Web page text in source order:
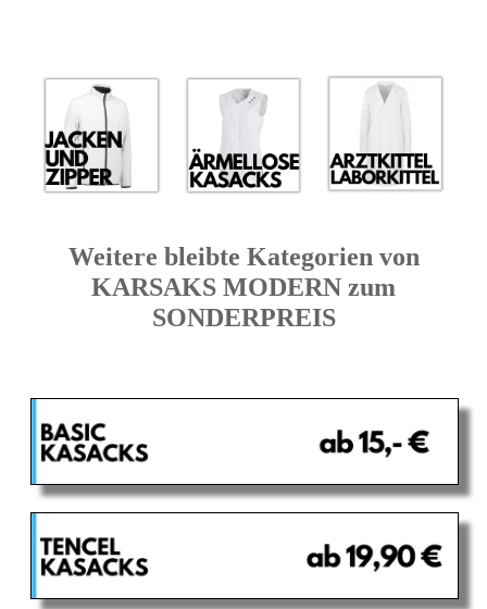
Weitere bleibte Kategorien von
KARSAKS MODERN zum
SONDERPREIS